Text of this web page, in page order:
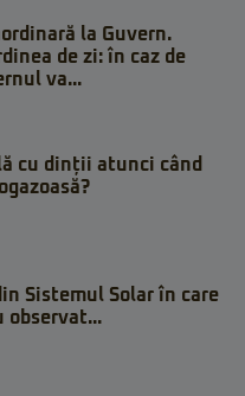
la Guvern.
de zi: în caz de
va...
cu dinții atunci când
Sistemul Solar în care
observat...